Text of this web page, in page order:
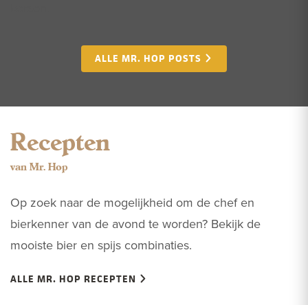
ALLE MR. HOP POSTS
Recepten
van Mr. Hop
Op zoek naar de mogelijkheid om de chef en
bierkenner van de avond te worden? Bekijk de
mooiste bier en spijs combinaties.
ALLE MR. HOP RECEPTEN